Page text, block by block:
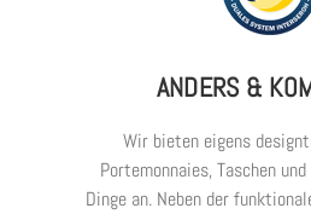
ANDERS &
Wir bieten eigens
Portemonnaies, Taschen
Dinge an. Neben der